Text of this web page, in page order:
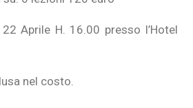
Aprile H. 16.00 presso l’Hotel
nel costo.